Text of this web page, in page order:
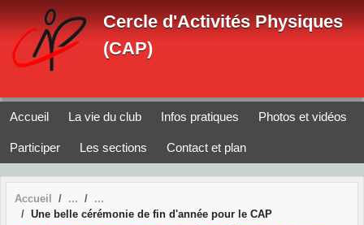
Cercle d'Activités Physiques
(CAP)
Accueil La vie du club Infos pratiques Photos et vidéos
Participer Les sections Contact et plan
Accueil
Une belle cérémonie de fin d'année pour le CAP
Panneau de gestion des cookies